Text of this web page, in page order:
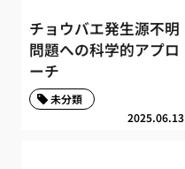
チョウバエ発生源不明
問題への科学的アプロ
ーチ
2025.06.13
未分類